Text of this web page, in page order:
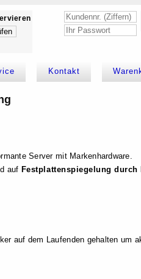
Kontakt
Server mit Markenhardware.
auf Festplattenspiegelung durch
auf dem Laufenden gehalten um